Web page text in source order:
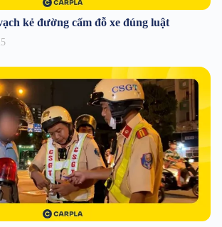
kẻ đường cấm đỗ xe đúng luật